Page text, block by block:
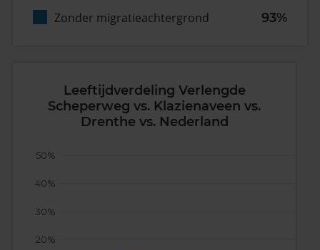
Zonder migratieachtergrond
93%
Leeftijdverdeling Verlengde
Scheperweg vs. Klazienaveen vs.
Drenthe vs. Nederland
20%
30%
40%
50%